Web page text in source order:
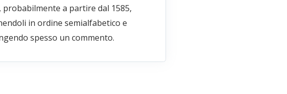
probabilmente a partire dal 1585,
in ordine semialfabetico e
spesso un commento.